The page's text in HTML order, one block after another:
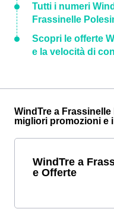
Tutti i numeri
Frassinelle
Scopri le offerte
e la velocità di
WindTre a
migliori promozioni e
WindTre a
e Offerte